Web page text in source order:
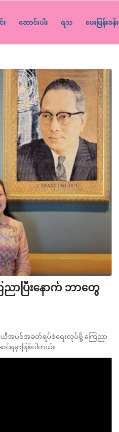
ဆောင်းပါး ရသ မေးမြန်းခန်း
ပြီးနောက် ဘာတွေ
ယီအပစ်အခတ်ရပ်စဲရေးလုပ်ဖို့ ကြေညာ
င်ရမှာဖြစ်ပါတယ်။